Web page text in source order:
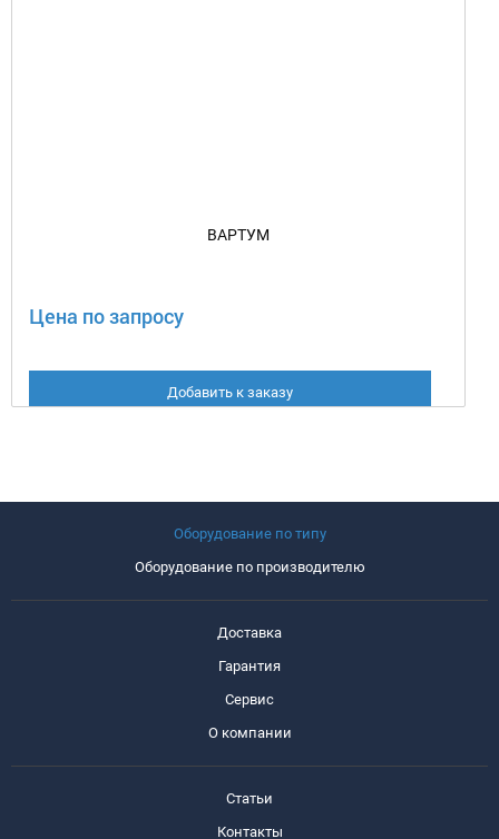
ВАРТУМ
Цена по запросу
Добавить к заказу
Оборудование по типу
Оборудование по производителю
Доставка
Гарантия
Сервис
О компании
Статьи
Контакты